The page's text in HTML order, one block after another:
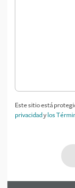
Este sitio está
privacidadylos